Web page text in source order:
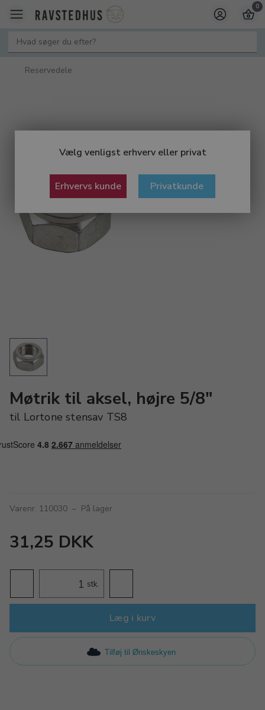
Vælg venligst erhverv eller privat
Erhvervs kunde Privatkunde
0
Reservedele
Møtrik til aksel, højre 5/8"
til Lortone stensav TS8
Varenr. 110030 – På lager
31,25 DKK
stk.
Læg i kurv
Tilføj til Ønskeskyen